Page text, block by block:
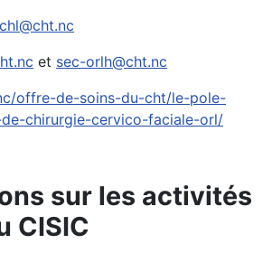
et sec-orlh@cht.nc
offre-de-soins-du-cht/le-pole-
chirurgie-cervico-faciale-orl/
sur les activités
CISIC